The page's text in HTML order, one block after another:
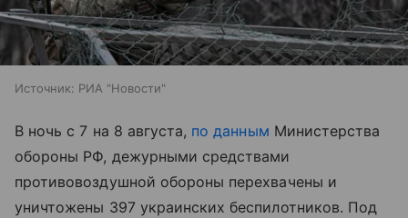
Источник: РИА "Новости"
В ночь с 7 на 8 августа, по данным Министерства
обороны РФ, дежурными средствами
противовоздушной обороны перехвачены и
уничтожены 397 украинских беспилотников. Под